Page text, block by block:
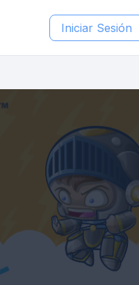
Iniciar Sesión